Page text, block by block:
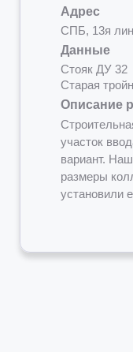
Адрес
СПБ, 13я
Данные
Стояк ДУ 32
Старая
Описание
участок
вариант.
размеры
установили